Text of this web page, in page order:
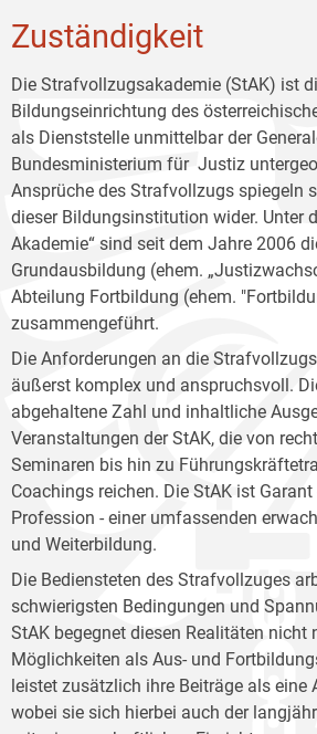
Zuständigkeit
Die Strafvollzugsakademie (StAK) ist
Bildungseinrichtung des
als Dienststelle unmittelbar der
Bundesministerium für Justiz
Ansprüche des Strafvollzugs spiegeln
dieser Bildungsinstitution wider. Unter
Akademie“ sind seit dem Jahre 2006
Grundausbildung (ehem.
Abteilung Fortbildung (ehem.
zusammengeführt.
Die Anforderungen an die
äußerst komplex und anspruchsvoll.
abgehaltene Zahl und inhaltliche
Veranstaltungen der StAK, die von
Seminaren bis hin zu
Coachings reichen. Die StAK ist
Profession - einer umfassenden
und Weiterbildung.
Die Bediensteten des Strafvollzuges
schwierigsten Bedingungen und
StAK begegnet diesen Realitäten nicht
Möglichkeiten als Aus- und
leistet zusätzlich ihre Beiträge als eine
wobei sie sich hierbei auch der